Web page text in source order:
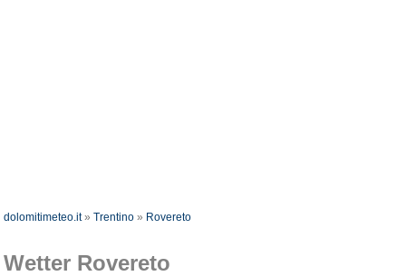
dolomitimeteo.it»Trentino » Rovereto
Wetter Rovereto